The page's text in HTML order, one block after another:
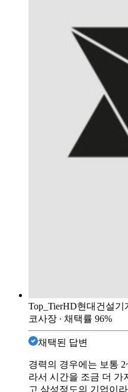
Top_TierHD현대건설기
코사장 ∙ 채택률 96%
채택된 답변
경력의 경우에는 보통
라서 시간을 조금 더 가
고 삼성정도의 기업이